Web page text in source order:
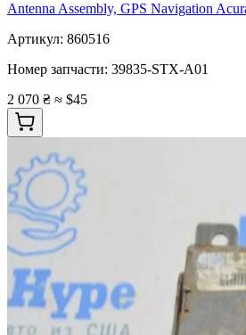
Antenna Assembly, GPS Navigation
Артикул: 860516
Номер запчасти: 39835-STX-A01
2 070 ₴ ≈ $45